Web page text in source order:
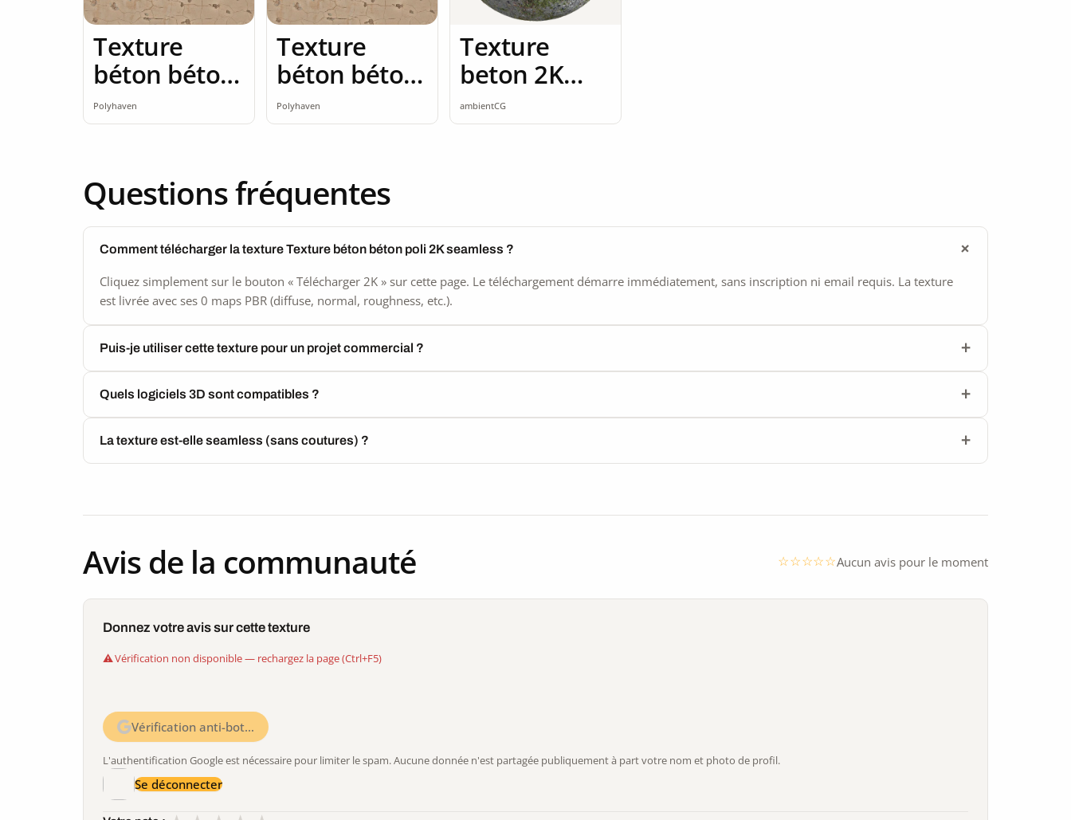
Texture
béton béton
brut 2K
Polyhaven
Texture
béton béton
brut 2K
Polyhaven
Texture
beton 2K
seamless
ambientCG
Questions fréquentes
Comment télécharger la texture Texture béton béton poli 2K seamless ?
Cliquez simplement sur le bouton « Télécharger 2K » sur cette page. Le téléchargement démarre immédiatement, sans inscription ni email requis. La texture
est livrée avec ses 0 maps PBR (diffuse, normal, roughness, etc.).
Puis-je utiliser cette texture pour un projet commercial ?
Quels logiciels 3D sont compatibles ?
La texture est-elle seamless (sans coutures) ?
Avis de la communauté Aucun avis pour le moment
Donnez votre avis sur cette texture
Vérification non disponible — rechargez la page (Ctrl+F5)
Vérification anti-bot…
L'authentification Google est nécessaire pour limiter le spam. Aucune donnée n'est partagée publiquement à part votre nom et photo de profil.
Se déconnecter